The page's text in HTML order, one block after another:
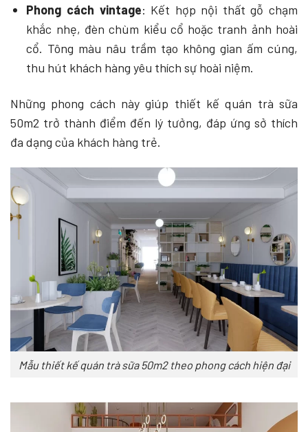
Phong cách vintage: Kết hợp nội thất gỗ chạm
khắc nhẹ, đèn chùm kiểu cổ hoặc tranh ảnh hoài
cổ. Tông màu nâu trầm tạo không gian ấm cúng,
thu hút khách hàng yêu thích sự hoài niệm.
Những phong cách này giúp thiết kế quán trà sữa
50m2 trở thành điểm đến lý tưởng, đáp ứng sở thích
đa dạng của khách hàng trẻ.
Mẫu thiết kế quán trà sữa 50m2 theo phong cách hiện đại